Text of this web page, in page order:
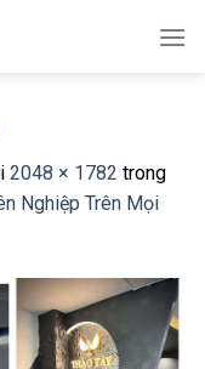
2048 × 1782 trong
Nghiệp Trên Mọi